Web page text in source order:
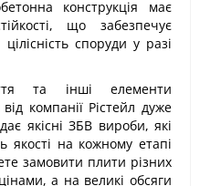
конструкція має
що забезпечує
споруди у разі
та інші елементи
компанії Рістейл дуже
якісні ЗБВ вироби, які
якості на кожному етапі
замовити плити різних
а на великі обсяги